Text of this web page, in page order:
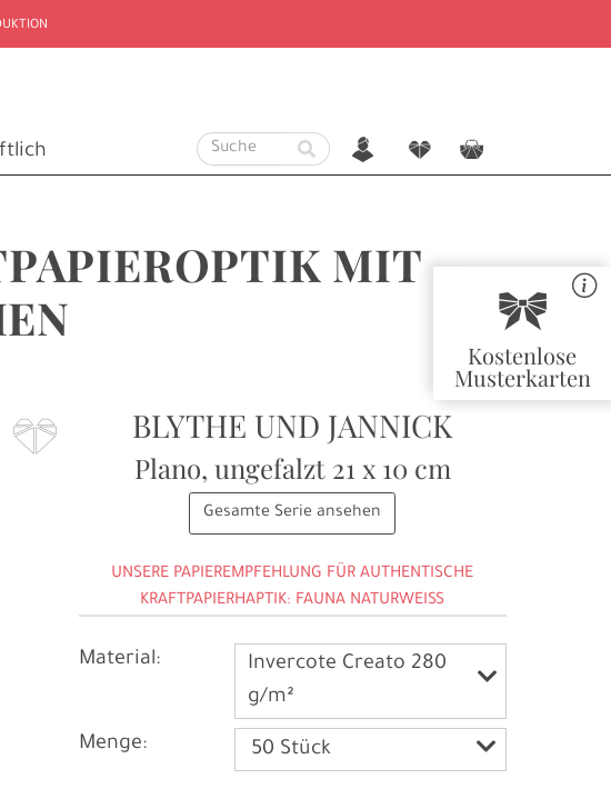
r
Kostenlose
Musterkarten
n f c
MIT
F BLYTHE UND JANNICK
Plano, ungefalzt 21 x 10 cm
Gesamte Serie ansehen
UNSERE PAPIEREMPFEHLUNG FÜR AUTHENTISCHE
KRAFTPAPIERHAPTIK: FAUNA NATURWEISS
Material:
Invercote Creato 280
g/m²
Menge: